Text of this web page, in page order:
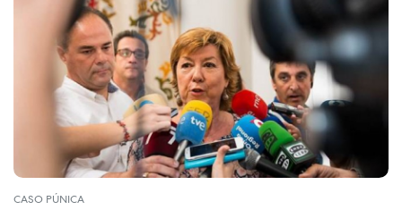
CASO PÚNICA